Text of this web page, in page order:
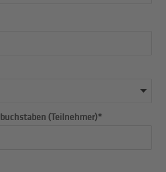
(Teilnehmer)*